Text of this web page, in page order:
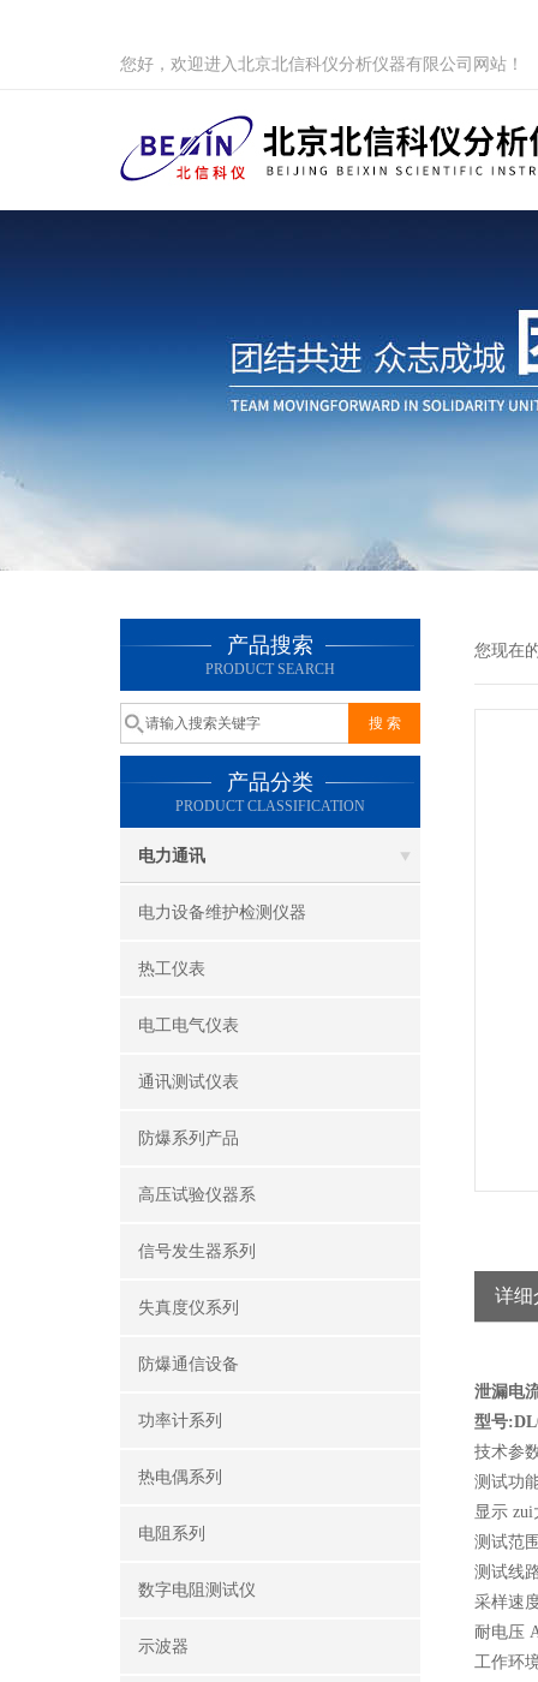
您好，欢迎进入北京北信科仪分析仪器有限公司网站！
产品搜索
PRODUCT SEARCH
产品分类
PRODUCT CLASSIFICATION
电力通讯
电力设备维护检测仪器
热工仪表
电工电气仪表
通讯测试仪表
防爆系列产品
高压试验仪器系
信号发生器系列
失真度仪系列
防爆通信设备
功率计系列
热电偶系列
电阻系列
数字电阻测试仪
示波器
您现在
详细
泄漏电
型号
技术参
测试功
显示 zui
测试范
测试线
采样速
耐电压
工作环